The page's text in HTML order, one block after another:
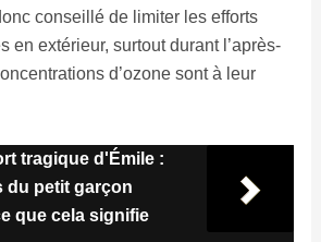
conseillé de limiter les efforts
en extérieur, surtout durant l’après-
d’ozone sont à leur
tragique d'Émile :
du petit garçon
que cela signifie